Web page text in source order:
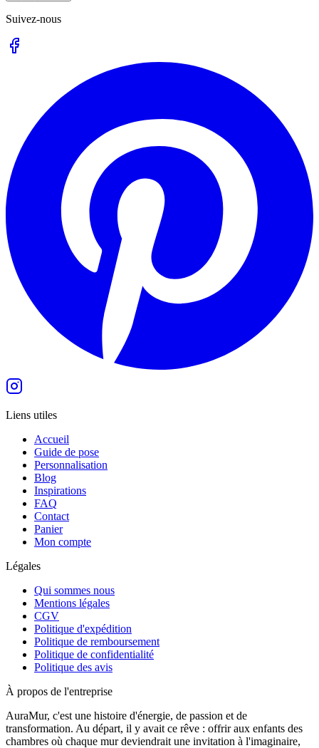
Suivez-nous
Liens utiles
Accueil
Guide de pose
Personnalisation
Blog
Inspirations
FAQ
Contact
Panier
Mon compte
Légales
Qui sommes nous
Mentions légales
CGV
Politique d'expédition
Politique de remboursement
Politique de confidentialité
Politique des avis
À propos de l'entreprise
AuraMur, c'est une histoire d'énergie, de passion et de
transformation. Au départ, il y avait ce rêve : offrir aux enfants des
chambres où chaque mur deviendrait une invitation à l'imaginaire,